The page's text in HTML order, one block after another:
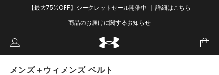
【最大75%OFF】シークレットセール開催中 ｜ 詳細はこちら
商品のお届けに関するお知らせ
メンズ＋ウィメンズ ベルト